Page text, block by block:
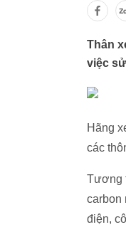
Thân
việc
Hãng
các
Tương
carbon
điện,